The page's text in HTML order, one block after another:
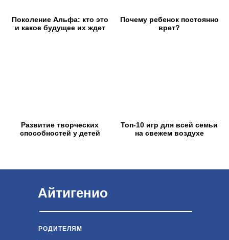
Поколение Альфа: кто это
и какое будущее их ждет
Почему ребенок постоянно
врет?
Развитие творческих
способностей у детей
Топ-10 игр для всей семьи
на свежем воздухе
РОДИТЕЛЯМ
Айтигенио